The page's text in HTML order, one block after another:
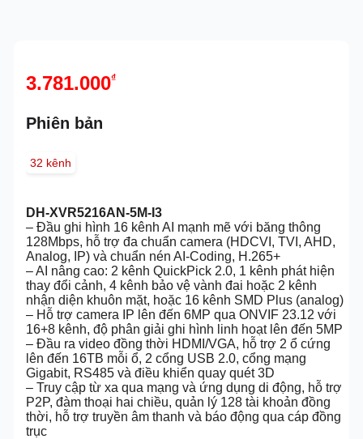
3.781.000₫
Phiên bản
32 kênh
DH-XVR5216AN-5M-I3
– Đầu ghi hình 16 kênh AI mạnh mẽ với băng thông
128Mbps, hỗ trợ đa chuẩn camera (HDCVI, TVI, AHD,
Analog, IP) và chuẩn nén AI-Coding, H.265+
– AI nâng cao: 2 kênh QuickPick 2.0, 1 kênh phát hiện
thay đổi cảnh, 4 kênh bảo vệ vành đai hoặc 2 kênh
nhận diện khuôn mặt, hoặc 16 kênh SMD Plus (analog)
– Hỗ trợ camera IP lên đến 6MP qua ONVIF 23.12 với
16+8 kênh, độ phân giải ghi hình linh hoạt lên đến 5MP
– Đầu ra video đồng thời HDMI/VGA, hỗ trợ 2 ổ cứng
lên đến 16TB mỗi ổ, 2 cổng USB 2.0, cổng mạng
Gigabit, RS485 và điều khiển quay quét 3D
– Truy cập từ xa qua mạng và ứng dụng di động, hỗ trợ
P2P, đàm thoại hai chiều, quản lý 128 tài khoản đồng
thời, hỗ trợ truyền âm thanh và báo động qua cáp đồng
trục